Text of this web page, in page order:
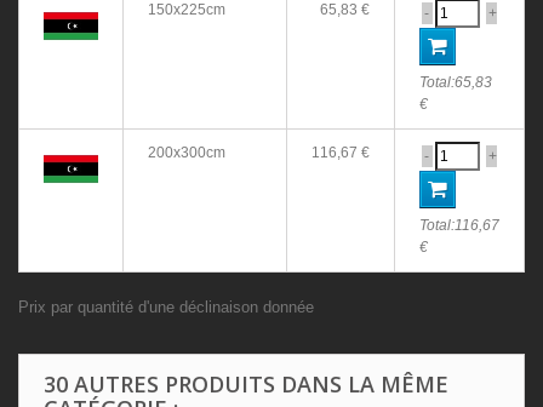
150x225cm 65,83 € - +
Total:65,83
€
200x300cm 116,67 € - +
Total:116,67
€
Prix par quantité d'une déclinaison donnée
30 AUTRES PRODUITS DANS LA MÊME